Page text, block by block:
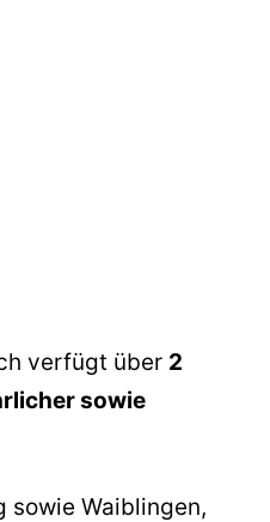
verfügt über 2
sowie
Waiblingen,